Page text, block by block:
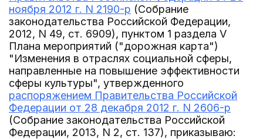
ноября 2012 г. N 2190-р (Собрание
законодательства Российской Федерации,
2012, N 49, ст. 6909), пунктом 1 раздела V
Плана мероприятий ("дорожная карта")
"Изменения в отраслях социальной сферы,
направленные на повышение эффективности
сферы культуры", утвержденного
распоряжением Правительства Российской
Федерации от 28 декабря 2012 г. N 2606-р
(Собрание законодательства Российской
Федерации, 2013, N 2, ст. 137), приказываю: